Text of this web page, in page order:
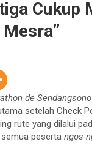
Cukup
de Sendangsono
setelah Check
rute yang dilalui
peserta ngos-